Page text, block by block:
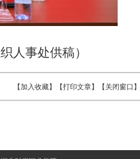
处供稿）
【加入收藏】【打印文章】【 关闭窗口 】